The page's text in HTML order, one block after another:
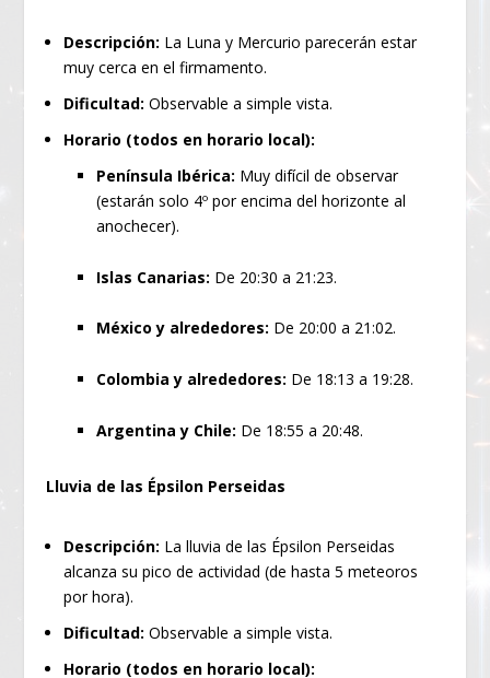
Descripción: La Luna y Mercurio parecerán estar
muy cerca en el firmamento.
Dificultad: Observable a simple vista.
Horario (todos en horario local):
Península Ibérica: Muy difícil de observar
(estarán solo 4º por encima del horizonte al
anochecer).
Islas Canarias: De 20:30 a 21:23.
México y alrededores: De 20:00 a 21:02.
Colombia y alrededores: De 18:13 a 19:28.
Argentina y Chile: De 18:55 a 20:48.
Lluvia de las Épsilon Perseidas
Descripción: La lluvia de las Épsilon Perseidas
alcanza su pico de actividad (de hasta 5 meteoros
por hora).
Dificultad: Observable a simple vista.
Horario (todos en horario local):